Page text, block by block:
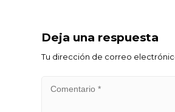
Deja una respuesta
Tu dirección de correo